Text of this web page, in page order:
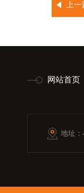
上
网站首页
地址